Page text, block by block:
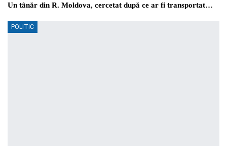
Un tânăr din R. Moldova, cercetat după ce ar fi transportat…
POLITIC